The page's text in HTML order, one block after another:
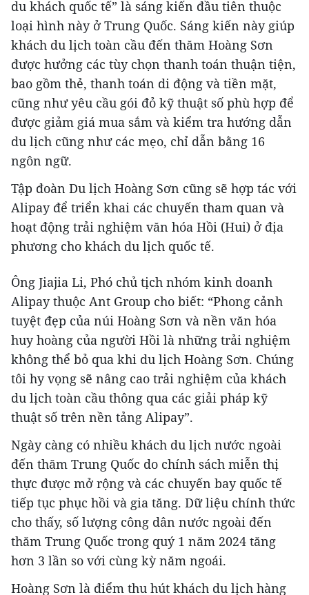
du khách quốc tế” là sáng kiến ​​đầu tiên thuộc
loại hình này ở Trung Quốc. Sáng kiến ​​này giúp
khách du lịch toàn cầu đến thăm Hoàng Sơn
được hưởng các tùy chọn thanh toán thuận tiện,
bao gồm thẻ, thanh toán di động và tiền mặt,
cũng như yêu cầu gói đỏ kỹ thuật số phù hợp để
được giảm giá mua sắm và kiểm tra hướng dẫn
du lịch cũng như các mẹo, chỉ dẫn bằng 16
ngôn ngữ.
Tập đoàn Du lịch Hoàng Sơn cũng sẽ hợp tác với
Alipay để triển khai các chuyến tham quan và
hoạt động trải nghiệm văn hóa Hồi (Hui) ở địa
phương cho khách du lịch quốc tế.
Ông Jiajia Li, Phó chủ tịch nhóm kinh doanh
Alipay thuộc Ant Group cho biết: “Phong cảnh
tuyệt đẹp của núi Hoàng Sơn và nền văn hóa
huy hoàng của người Hồi là những trải nghiệm
không thể bỏ qua khi du lịch Hoàng Sơn. Chúng
tôi hy vọng sẽ nâng cao trải nghiệm của khách
du lịch toàn cầu thông qua các giải pháp kỹ
thuật số trên nền tảng Alipay”.
Ngày càng có nhiều khách du lịch nước ngoài
đến thăm Trung Quốc do chính sách miễn thị
thực được mở rộng và các chuyến bay quốc tế
tiếp tục phục hồi và gia tăng. Dữ liệu chính thức
cho thấy, số lượng công dân nước ngoài đến
thăm Trung Quốc trong quý 1 năm 2024 tăng
hơn 3 lần so với cùng kỳ năm ngoái.
Hoàng Sơn là điểm thu hút khách du lịch hàng